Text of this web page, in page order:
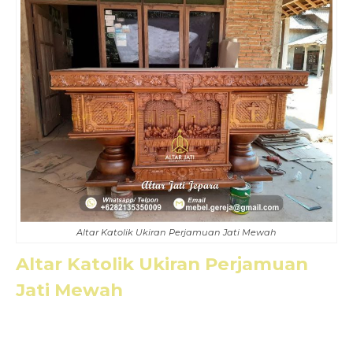
Altar Katolik Ukiran Perjamuan Jati Mewah
Altar Katolik Ukiran Perjamuan
Jati Mewah